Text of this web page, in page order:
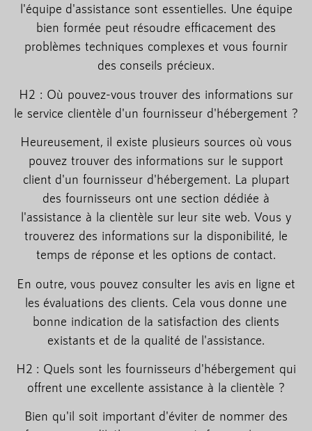
l'équipe d'assistance sont essentielles. Une équipe
bien formée peut résoudre efficacement des
problèmes techniques complexes et vous fournir
des conseils précieux.
H2 : Où pouvez-vous trouver des informations sur
le service clientèle d'un fournisseur d'hébergement ?
Heureusement, il existe plusieurs sources où vous
pouvez trouver des informations sur le support
client d'un fournisseur d'hébergement. La plupart
des fournisseurs ont une section dédiée à
l'assistance à la clientèle sur leur site web. Vous y
trouverez des informations sur la disponibilité, le
temps de réponse et les options de contact.
En outre, vous pouvez consulter les avis en ligne et
les évaluations des clients. Cela vous donne une
bonne indication de la satisfaction des clients
existants et de la qualité de l'assistance.
H2 : Quels sont les fournisseurs d'hébergement qui
offrent une excellente assistance à la clientèle ?
Bien qu'il soit important d'éviter de nommer des